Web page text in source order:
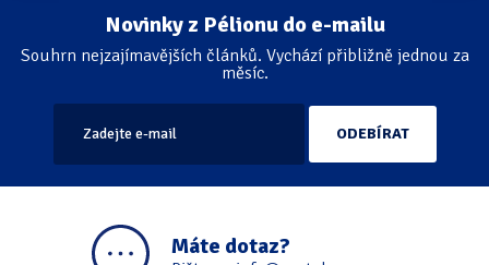
Novinky z Pélionu do e-mailu
Souhrn nejzajímavějších článků. Vychází přibližně jednou za
měsíc.
Máte dotaz?